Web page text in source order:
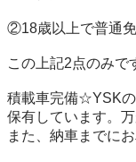
②18歳以上で普通
この上記2点のみで
積載車完備☆YSK
保有しています。
また、納車までに